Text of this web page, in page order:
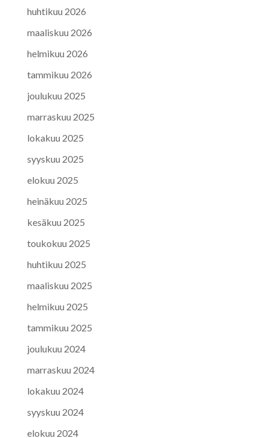
huhtikuu 2026
maaliskuu 2026
helmikuu 2026
tammikuu 2026
joulukuu 2025
marraskuu 2025
lokakuu 2025
syyskuu 2025
elokuu 2025
heinäkuu 2025
kesäkuu 2025
toukokuu 2025
huhtikuu 2025
maaliskuu 2025
helmikuu 2025
tammikuu 2025
joulukuu 2024
marraskuu 2024
lokakuu 2024
syyskuu 2024
elokuu 2024